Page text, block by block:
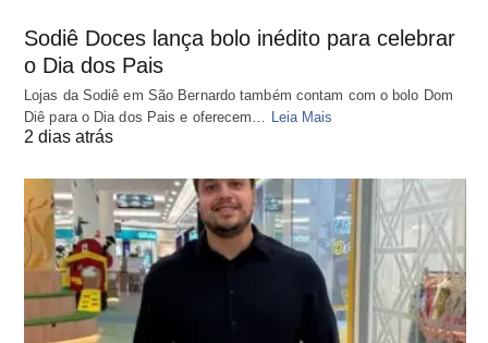
Sodiê Doces lança bolo inédito para celebrar
o Dia dos Pais
Lojas da Sodiê em São Bernardo também contam com o bolo Dom
Diê para o Dia dos Pais e oferecem… Leia Mais
2 dias atrás